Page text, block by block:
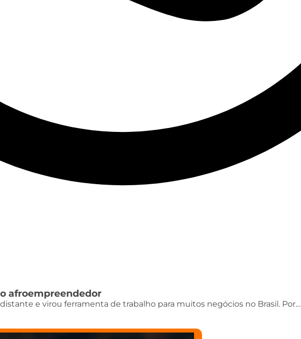
afroempreendedor
e virou ferramenta de trabalho para muitos negócios no Brasil. Por…